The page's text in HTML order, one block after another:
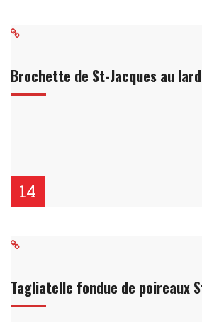
Brochette de St-Jacques au
14
Tagliatelle fondue de poireaux